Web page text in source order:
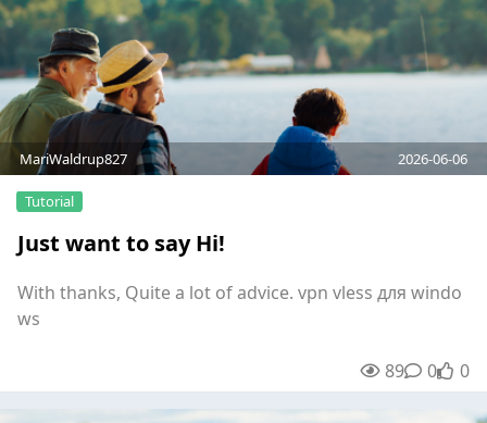
MariWaldrup827 2026-06-06
Just want to say Hi!
Tutorial
With thanks, Quite a lot of advice. vpn vless для windo
ws
89 00 0